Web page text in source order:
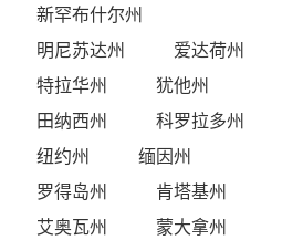
新罕布什尔州
明尼苏达州
爱达荷州
特拉华州
犹他州
田纳西州
科罗拉多州
纽约州
缅因州
罗得岛州
肯塔基州
艾奥瓦州
蒙大拿州